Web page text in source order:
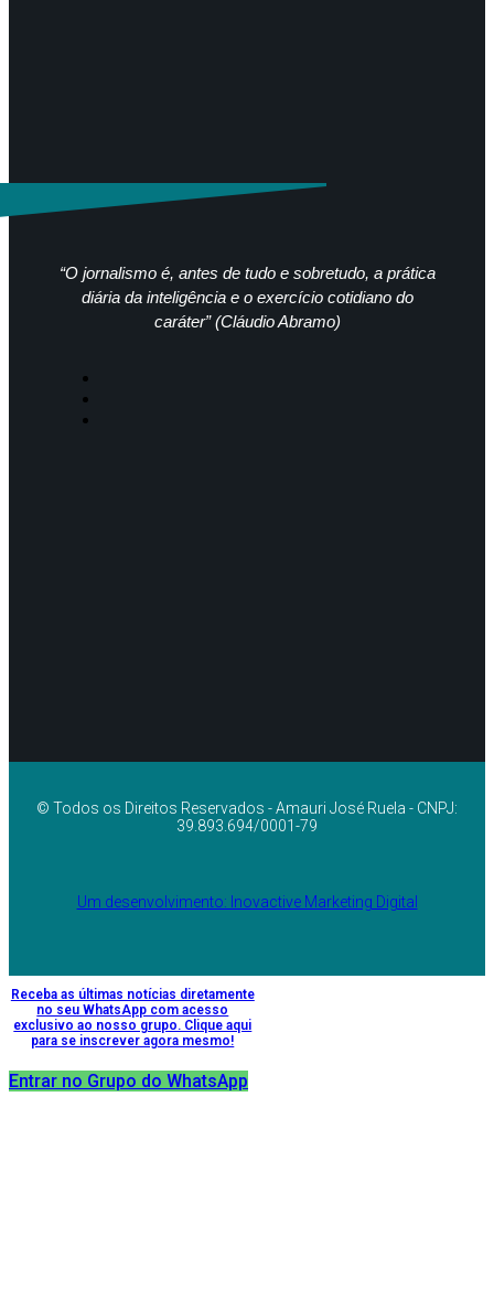
“O jornalismo é, antes de tudo e sobretudo, a prática
diária da inteligência e o exercício cotidiano do
caráter” (Cláudio Abramo)
© Todos os Direitos Reservados - Amauri José Ruela - CNPJ:
39.893.694/0001-79
Um desenvolvimento: Inovactive Marketing Digital
Receba as últimas notícias diretamente
no seu WhatsApp com acesso
exclusivo ao nosso grupo. Clique aqui
para se inscrever agora mesmo!
Entrar no Grupo do WhatsApp